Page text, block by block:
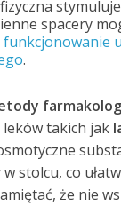
spacery
funkcjonowanie
.
takich jak
stolcu, co
że nie